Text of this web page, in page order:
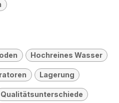
Hochreines Wasser
Lagerung
Qualitätsunterschiede